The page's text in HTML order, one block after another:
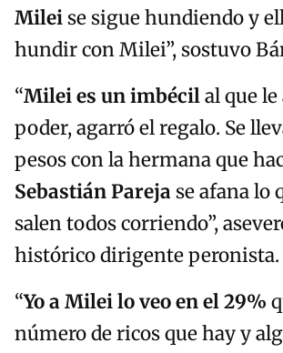
Milei se sigue hundiendo y
hundir con Milei”, sostuvo
“Mileies un imbécilal que
poder, agarró el regalo. Se
pesos con la hermana que
Sebastián Pareja se afana lo
salen todos corriendo”,
histórico dirigente peronista.
“Yo aMileilo veo en el 29%
número de ricos que hay y